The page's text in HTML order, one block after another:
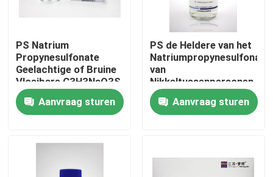
Kwaliteitscontrole
Neem contact op
Zure Verkoperenpoetsmiddelen
PS Natrium
Propynesulfonate
Geelachtige of Bruine
Vloeibare C3H3NaO3S
CAS 55947 46 1
Aanvraag sturen
PS de Heldere van het
Natriumpropynesulfonate
van
Nikkeltussenpersonen
Geelachtige of Bruine
VloeistofAanvraag sturen